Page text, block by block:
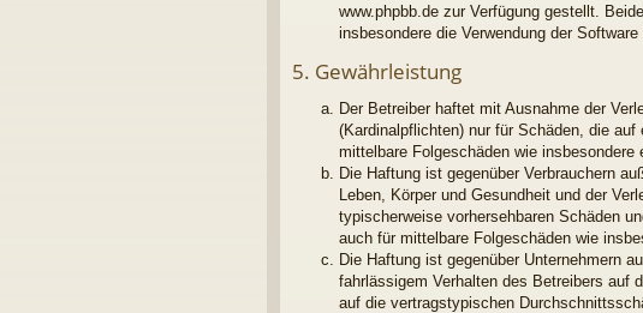
www.phpbb.de zur Verfügung gestellt.
insbesondere die Verwendung der
5. Gewährleistung
Der Betreiber haftet mit Ausnahme der
(Kardinalpflichten) nur für Schäden, die
mittelbare Folgeschäden wie insbesondere
Die Haftung ist gegenüber Verbrauchern
Leben, Körper und Gesundheit und der
typischerweise vorhersehbaren Schäden
auch für mittelbare Folgeschäden wie
Die Haftung ist gegenüber Unternehmern
fahrlässigem Verhalten des Betreibers auf
auf die vertragstypischen